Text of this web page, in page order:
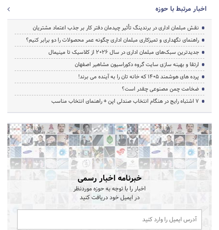
اخبار مرتبط با حوزه
نقش مبلمان اداری در برندینگ تأثیر چیدمان دفتر کار بر جذب اعتماد مشتریان
راهنمای نگهداری و تمیزکاری مبلمان اداری چگونه عمر محصولات را دو برابر کنیم؟
جدیدترین سبک‌های مبلمان اداری در سال ۲۰۲۶ از کلاسیک تا مینیمال
ارتقا و بهینه سازی سایت گروه دکوراسیون مشاهیر اصفهان
پرده‌ های هوشمند ۱۴۰۵ که خانه‌ تان را به آینده می‌ برند!
ضخامت چمن مصنوعی چقدر است؟
۷ اشتباه رایج در هنگام انتخاب صندلی اپن + راهنمای انتخاب مناسب
خبرنامه اخبار رسمی
اخبار را با توجه به حوزه موردنظر
در ایمیل خود دریافت کنید